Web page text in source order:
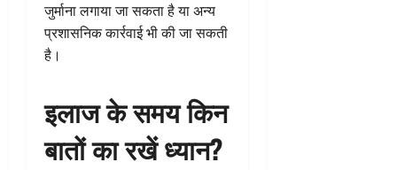
जुर्माना लगाया जा सकता है या अन्य
प्रशासनिक कार्रवाई भी की जा सकती
है।
इलाज के समय किन
बातों का रखें ध्यान?